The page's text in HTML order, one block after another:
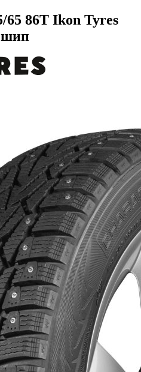
86T Ikon Tyres
шип